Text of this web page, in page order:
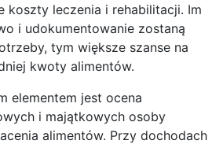
koszty leczenia i rehabilitacji. Im
i udokumentowanie zostaną
tym większe szanse na
kwoty alimentów.
elementem jest ocena
i majątkowych osoby
alimentów. Przy dochodach